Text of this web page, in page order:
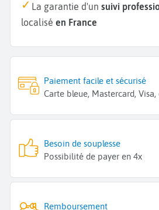
La garantie d'un suivi
localisé en France
Paiement facile et sécurisé
Carte bleue, Mastercard, Visa,
Besoin de souplesse
Possibilité de payer en 4x
Remboursement